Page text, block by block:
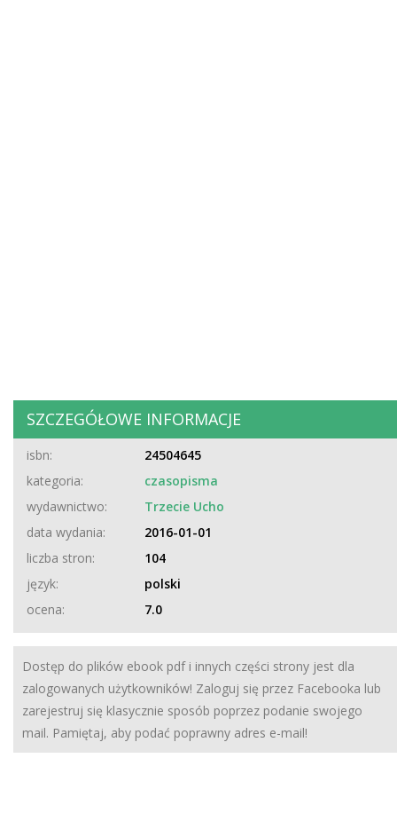
SZCZEGÓŁOWE INFORMACJE
isbn:
24504645
kategoria:
czasopisma
wydawnictwo:
Trzecie Ucho
data wydania:
2016-01-01
liczba stron:
104
język:
polski
ocena:
7.0
Dostęp do plików ebook pdf i innych części strony jest dla
zalogowanych użytkowników! Zaloguj się przez Facebooka lub
zarejestruj się klasycznie sposób poprzez podanie swojego
mail. Pamiętaj, aby podać poprawny adres e-mail!